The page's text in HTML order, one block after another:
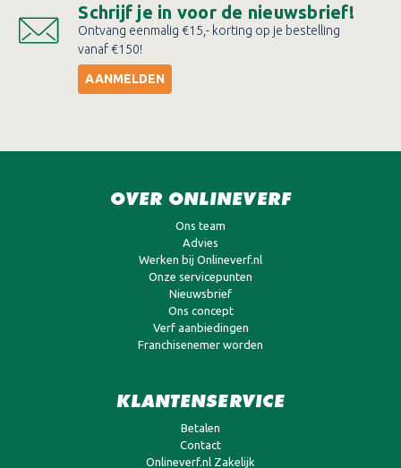
Schrijf je in voor de nieuwsbrief!
Ontvang eenmalig €15,- korting op je bestelling
vanaf €150!
AANMELDEN
OVER ONLINEVERF
Ons team
Advies
Werken bij Onlineverf.nl
Onze servicepunten
Nieuwsbrief
Ons concept
Verf aanbiedingen
Franchisenemer worden
KLANTENSERVICE
Betalen
Contact
Onlineverf.nl Zakelijk